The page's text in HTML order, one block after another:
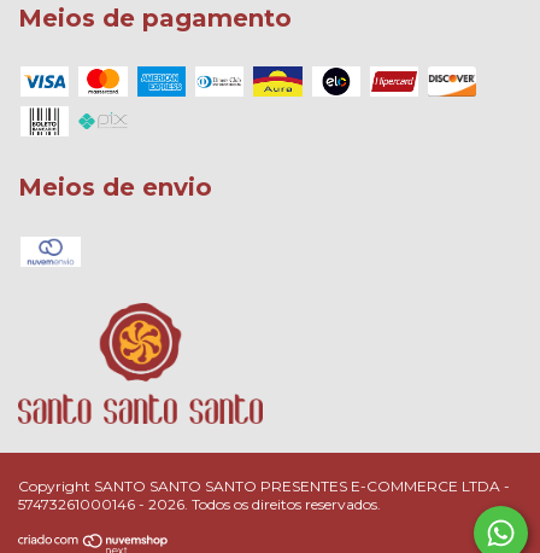
Meios de pagamento
Meios de envio
Copyright SANTO SANTO SANTO PRESENTES E-COMMERCE LTDA -
57473261000146 - 2026. Todos os direitos reservados.